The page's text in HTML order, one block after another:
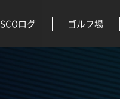
SCOログ ゴルフ場